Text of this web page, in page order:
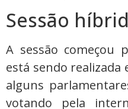
Sessão
A sessão começou
está sendo
alguns
votando pela